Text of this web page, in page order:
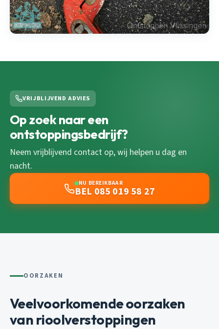
VRIJBLIJVEND ADVIES
Op zoek naar een
ontstoppingsbedrijf?
Neem vrijblijvend contact op, wij helpen u dag en
nacht.
NU BEREIKBAAR
BEL 085 019 58 27
OORZAKEN
Veelvoorkomende oorzaken
van rioolverstoppingen